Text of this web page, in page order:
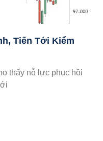
Tiến Tới Kiểm
thấy nỗ lực phục hồi